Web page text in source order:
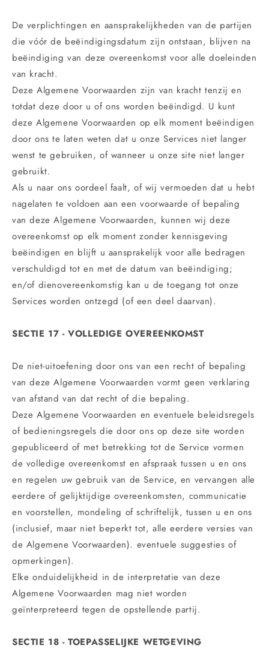
De verplichtingen en aansprakelijkheden van de partijen
die vóór de beëindigingsdatum zijn ontstaan, blijven na
beëindiging van deze overeenkomst voor alle doeleinden
van kracht.
Deze Algemene Voorwaarden zijn van kracht tenzij en
totdat deze door u of ons worden beëindigd. U kunt
deze Algemene Voorwaarden op elk moment beëindigen
door ons te laten weten dat u onze Services niet langer
wenst te gebruiken, of wanneer u onze site niet langer
gebruikt.
Als u naar ons oordeel faalt, of wij vermoeden dat u hebt
nagelaten te voldoen aan een voorwaarde of bepaling
van deze Algemene Voorwaarden, kunnen wij deze
overeenkomst op elk moment zonder kennisgeving
beëindigen en blijft u aansprakelijk voor alle bedragen
verschuldigd tot en met de datum van beëindiging;
en/of dienovereenkomstig kan u de toegang tot onze
Services worden ontzegd (of een deel daarvan).
SECTIE 17 - VOLLEDIGE OVEREENKOMST
De niet-uitoefening door ons van een recht of bepaling
van deze Algemene Voorwaarden vormt geen verklaring
van afstand van dat recht of die bepaling.
Deze Algemene Voorwaarden en eventuele beleidsregels
of bedieningsregels die door ons op deze site worden
gepubliceerd of met betrekking tot de Service vormen
de volledige overeenkomst en afspraak tussen u en ons
en regelen uw gebruik van de Service, en vervangen alle
eerdere of gelijktijdige overeenkomsten, communicatie
en voorstellen, mondeling of schriftelijk, tussen u en ons
(inclusief, maar niet beperkt tot, alle eerdere versies van
de Algemene Voorwaarden). eventuele suggesties of
opmerkingen).
Elke onduidelijkheid in de interpretatie van deze
Algemene Voorwaarden mag niet worden
geïnterpreteerd tegen de opstellende partij.
SECTIE 18 - TOEPASSELIJKE WETGEVING